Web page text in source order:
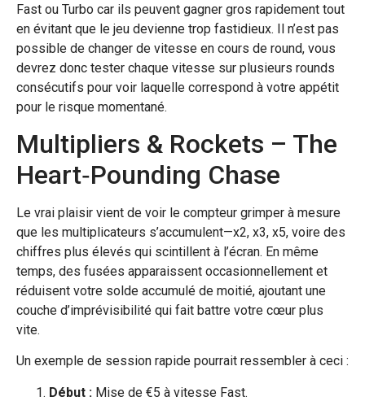
Fast ou Turbo car ils peuvent gagner gros rapidement tout
en évitant que le jeu devienne trop fastidieux. Il n’est pas
possible de changer de vitesse en cours de round, vous
devrez donc tester chaque vitesse sur plusieurs rounds
consécutifs pour voir laquelle correspond à votre appétit
pour le risque momentané.
Multipliers & Rockets – The
Heart‑Pounding Chase
Le vrai plaisir vient de voir le compteur grimper à mesure
que les multiplicateurs s’accumulent—x2, x3, x5, voire des
chiffres plus élevés qui scintillent à l’écran. En même
temps, des fusées apparaissent occasionnellement et
réduisent votre solde accumulé de moitié, ajoutant une
couche d’imprévisibilité qui fait battre votre cœur plus
vite.
Un exemple de session rapide pourrait ressembler à ceci :
Début : Mise de €5 à vitesse Fast.